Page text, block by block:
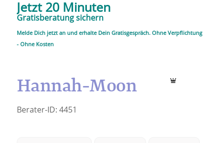
Jetzt 20 Minuten
Gratisberatung sichern
Melde Dich jetzt an und erhalte Dein Gratisgespräch. Ohne Verpflichtung
- Ohne Kosten
Hannah-Moon
Berater-ID: 4451